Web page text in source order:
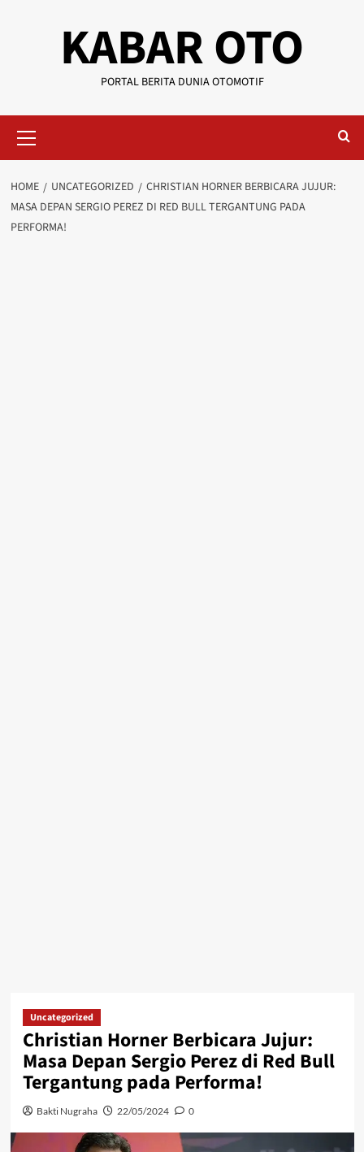
KABAR OTO
PORTAL BERITA DUNIA OTOMOTIF
HOME UNCATEGORIZED
CHRISTIAN HORNER BERBICARA JUJUR:
MASA DEPAN SERGIO PEREZ DI RED BULL TERGANTUNG PADA
PERFORMA!
Uncategorized
Christian Horner Berbicara Jujur:
Masa Depan Sergio Perez di Red Bull
Tergantung pada Performa!
Bakti Nugraha 22/05/2024 0